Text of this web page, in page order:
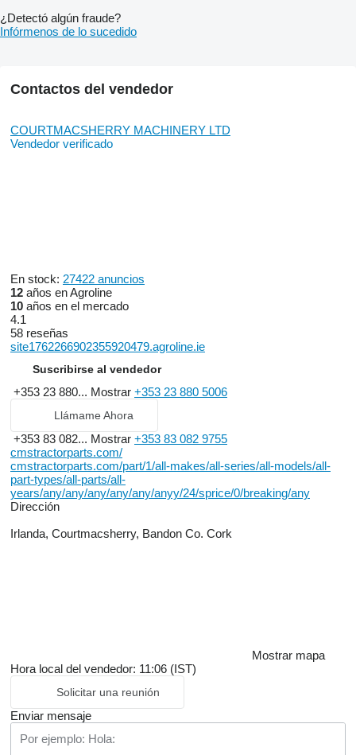
¿Detectó algún fraude?
Infórmenos de lo sucedido
Contactos del vendedor
COURTMACSHERRY MACHINERY LTD
Vendedor verificado
En stock: 27422 anuncios
12 años en Agroline
10 años en el mercado
4.1
58 reseñas
site1762266902355920479.agroline.ie
Suscribirse al vendedor
+353 23 880... Mostrar +353 23 880 5006
Llámame Ahora
+353 83 082... Mostrar +353 83 082 9755
cmstractorparts.com/
cmstractorparts.com/part/1/all-makes/all-series/all-models/all-
part-types/all-parts/all-
years/any/any/any/any/any/anyy/24/sprice/0/breaking/any
Dirección
Irlanda, Courtmacsherry, Bandon Co. Cork
Mostrar mapa
Hora local del vendedor: 11:06 (IST)
Solicitar una reunión
Enviar mensaje